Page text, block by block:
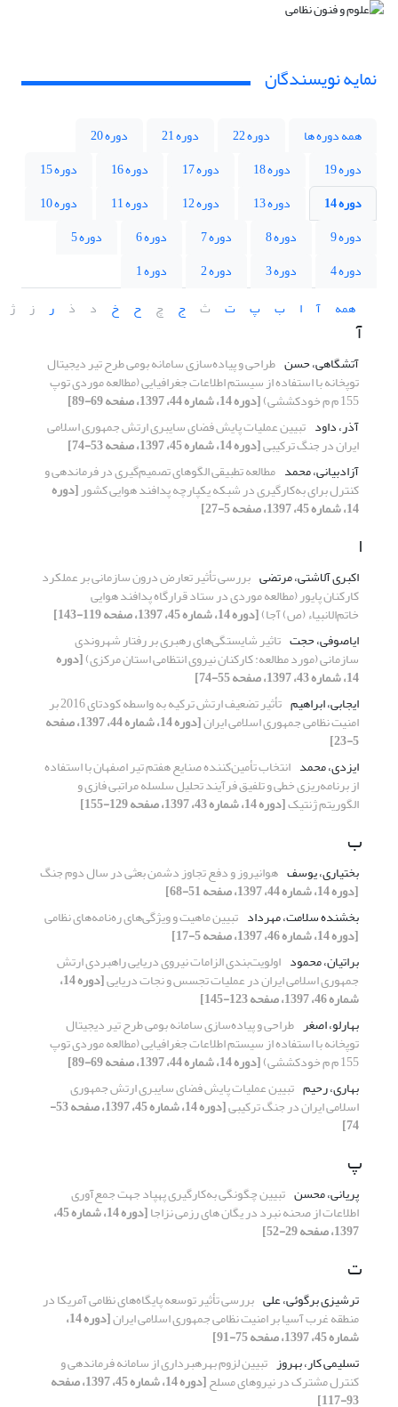
نمایه نویسندگان
همه دوره ها دوره 22 دوره 21
دوره 20
دوره 19
دوره 18 دوره 17 دوره 16
دوره 15
دوره 14
دوره 13 دوره 12 دوره 11
دوره 10
دوره 9
دوره 8 دوره 7 دوره 6
دوره 5
دوره 4
دوره 3 دوره 2
دوره 1
همه
آ ا ب پ ت ث ج چ ح خ د ذ ر ز ژ
آ
آتشگاهی، حسن طراحی و پیاده‌سازی سامانه بومی طرح تیر دیجیتال
توپخانه با استفاده از سیستم اطلاعات جغرافیایی (مطالعه موردی توپ
155 م م خودکششی)
[دوره 14، شماره 44، 1397، صفحه 69-89]
آذر، داود تبیین عملیات پایش فضای سایبری ارتش جمهوری اسلامی
ایران در جنگ ترکیبی[دوره 14، شماره 45، 1397، صفحه 53-74]
آزادبیانی، محمد مطالعه تطبیقی الگوهای تصمیم‌گیری در فرماندهی و
کنترل برای به‌کارگیری در شبکه یکپارچه پدافند هوایی کشور[دوره
14، شماره 45، 1397، صفحه 5-27]
ا
اکبری آلاشتی، مرتضی بررسی تأثیر تعارض درون سازمانی بر عملکرد
کارکنان پایور (مطالعه موردی در ستاد قرارگاه پدافند هوایی
خاتم‌الانبیاء (ص) آجا)[دوره 14، شماره 45، 1397، صفحه 119-143]
ایاصوفی، حجت تاثیر شایستگی‌های رهبری بر رفتار شهروندی
سازمانی (مورد مطالعه: کارکنان نیروی انتظامی استان مرکزی)[دوره
14، شماره 43، 1397، صفحه 55-74]
ایجابی، ابراهیم
تأثیر تضعیف ارتش ترکیه به واسطه کودتای 2016 بر
امنیت نظامی جمهوری اسلامی ایران [دوره 14، شماره 44، 1397، صفحه
5-23]
ایزدی، محمد انتخاب تأمین‌کننده صنایع هفتم تیر اصفهان با استفاده
از برنامه‌ریزی خطی و تلفیق فرآیند تحلیل سلسله مراتبی فازی و
الگوریتم ژنتیک[دوره 14، شماره 43، 1397، صفحه 129-155]
ب
بختیاری، یوسف هوانیروز و دفع تجاوز دشمن بعثی در سال دوم جنگ
[دوره 14، شماره 44، 1397، صفحه 51-68]
بخشنده سلامت، مهرداد تبیین ماهیت و ویژگی‌های ره‌نامه‌های نظامی
[دوره 14، شماره 46، 1397، صفحه 5-17]
براتیان، محمود اولویت‌بندی الزامات نیروی دریایی راهبردی ارتش
جمهوری اسلامی ایران در عملیات تجسس و نجات دریایی [دوره 14،
شماره 46، 1397، صفحه 123-145]
بهارلو، اصغر طراحی و پیاده‌سازی سامانه بومی طرح تیر دیجیتال
توپخانه با استفاده از سیستم اطلاعات جغرافیایی (مطالعه موردی توپ
155 م م خودکششی)
[دوره 14، شماره 44، 1397، صفحه 69-89]
بهاری، رحیم تبیین عملیات پایش فضای سایبری ارتش جمهوری
اسلامی ایران در جنگ ترکیبی [دوره 14، شماره 45، 1397، صفحه 53-
74]
پ
پریانی، محسن تبیین چگونگی به‌کارگیری پهپاد جهت جمع‌آوری
اطلاعات از صحنه نبرد در یگان های رزمی نزاجا [دوره 14، شماره 45،
1397، صفحه 29-52]
ت
ترشیزی برگوئی، علی بررسی تأثیر توسعه پایگاه‌های نظامی آمریکا در
منطقه غرب آسیا بر امنیت نظامی جمهوری اسلامی ایران [دوره 14،
شماره 45، 1397، صفحه 75-91]
تسلیمی کار، بهروز
تبیین لزوم بهره‎برداری از سامانه فرماندهی و
کنترل مشترک در نیروهای مسلح [دوره 14، شماره 45، 1397، صفحه
93-117]